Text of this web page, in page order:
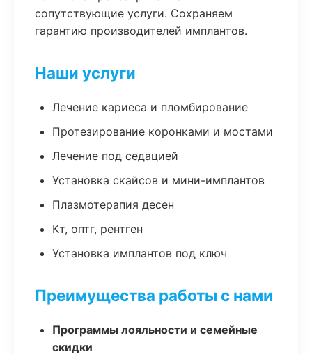
сопутствующие услуги. Сохраняем
гарантию производителей имплантов.
Наши услуги
Лечение кариеса и пломбирование
Протезирование коронками и мостами
Лечение под седацией
Установка скайсов и мини-имплантов
Плазмотерапия десен
Кт, оптг, рентген
Установка имплантов под ключ
Преимущества работы с нами
Программы лояльности и семейные
скидки